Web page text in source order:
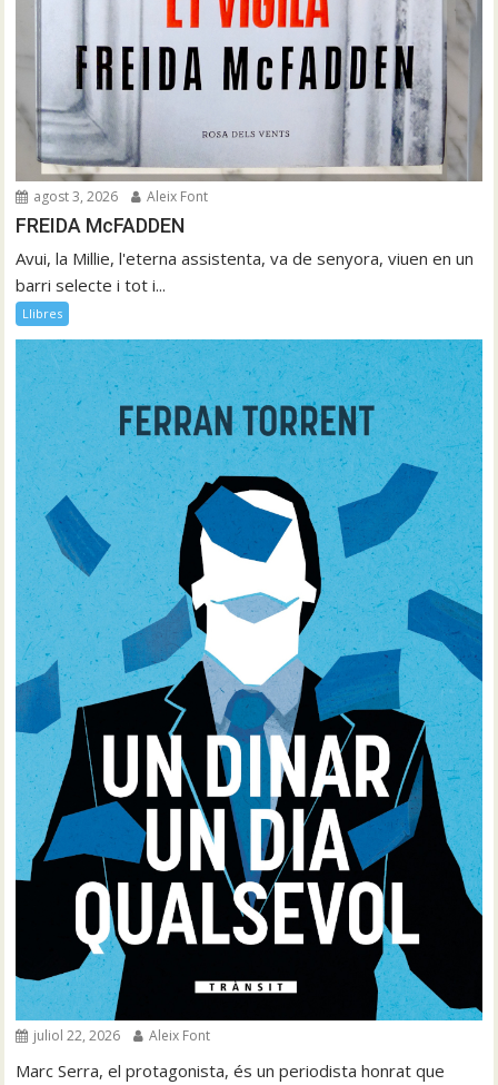
agost 3, 2026 Aleix Font
FREIDA McFADDEN
Avui, la Millie, l'eterna assistenta, va de senyora, viuen en un
barri selecte i tot i...
Llibres
juliol 22, 2026 Aleix Font
Marc Serra, el protagonista, és un periodista honrat que